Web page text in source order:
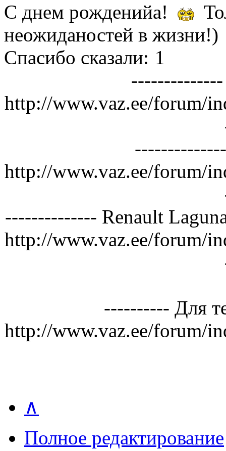
С днем рожденийа!
неожиданостей в жизни!)
Спасибо сказали: 1
--------------
http://www.vaz.ee/forum/
http://www.vaz.ee/forum/
-------------- Renault
http://www.vaz.ee/forum/
---------- Для
http://www.vaz.ee/forum/
∧
Полное редактирование